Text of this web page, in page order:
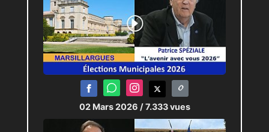
02 Mars 2026 / 7.333 vues